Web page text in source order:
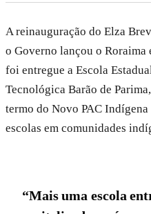
A reinauguração do Elza
o Governo lançou o Roraima
foi entregue a Escola
Tecnológica Barão de
termo do Novo PAC
escolas em comunidades
“Mais uma escola